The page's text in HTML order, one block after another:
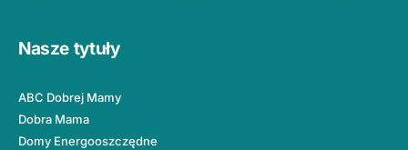
Nasze tytuły
ABC Dobrej Mamy
Dobra Mama
Domy Energooszczędne